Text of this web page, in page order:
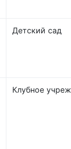
Детский сад
Клубное